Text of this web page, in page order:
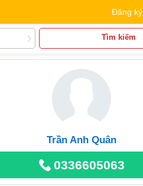
Đăng ký
Tìm kiếm
Trần Anh Quân
0336605063